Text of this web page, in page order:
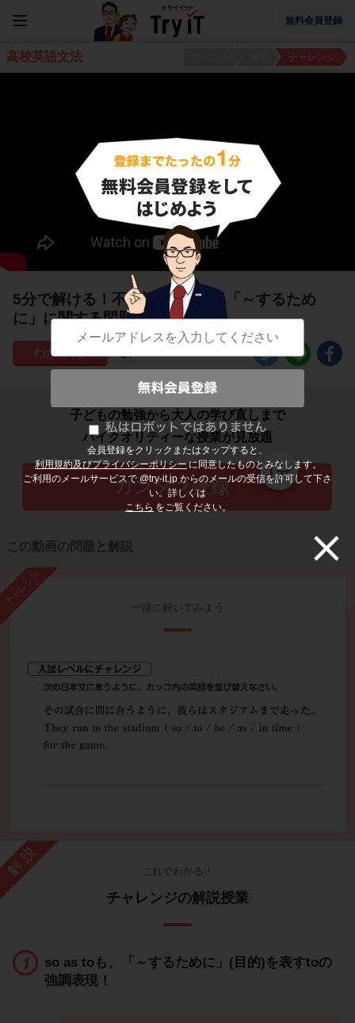
無料会員登録
会員登録をクリックまたはタップすると、
利用規約及びプライバシーポリシーに同意したものとみなします。
ご利用のメールサービスで @try-it.jp からのメールの受信を許可して下さ
い。詳しくは
こちら をご覧ください。
高校英語文法 チャレンジ
5分で解ける！不定詞の使い方1「～するため
に」に関する問題
41
子どもの勉強から大人の学び直しまで
ハイクオリティーな授業が見放題
この動画の問題と解説
チャレンジ
一緒に解いてみよう
解説 これでわかる！
チャレンジの解説授業
so as toも、「～するために」(目的)を表すtoの
強調表現！